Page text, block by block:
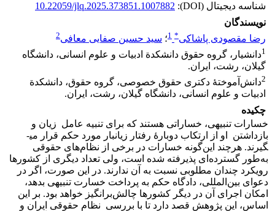
شناسه دیجیتال (DOI):
10.22059/jlq.2025.373851.1007882
نویسندگان
رضا مقصودی پاشاکی*
1؛ سید حسین صفایی معافی2
1دانشیار، گروه حقوق دانشکدة ادبیات و علوم انسانی، دانشگاه
گیلان، رشت، ایران.
2دانش‌آموختۀ دکتری حقوق خصوصی، گروه حقوق، دانشکدة
ادبیات و علوم انسانی، دانشگاه گیلان، رشت، ایران.
چکیده
خسارات تنبیهی، خساراتی هستند که برای تنبیه عامل زیان‌ و
بازداشتن او از ارتکاب دوبارۀ رفتار زیانبار مورد حکم قرار می­
گیرند. هرچند این‌گونه خسارات در برخی از نظام‌های حقوقی
به‌طور گسترده‌ای پذیرفته شده است، ولی تعداد دیگری از کشورها
رویکرد چندان مطلوبی نسبت به آن ندارند. در این صورت، اگر در
دعوای بین‌المللی، دادگاه حکم به پرداخت خسارت تنبیهی بدهد،
امکان اجرای آن در دیگر کشورها چالش‌برانگیز خواهد بود. بر این
اساس، این پژوهش قصد دارد تا با بررسی نظام حقوقی ایران و